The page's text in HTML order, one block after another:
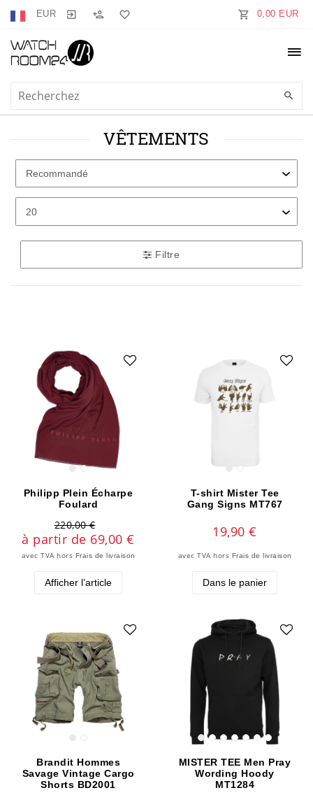
EUR 0,00 EUR
VÊTEMENTS
Filtre
Philipp Plein Écharpe
Foulard
220,00 €
à partir de 69,00 €
avec TVAhors Frais de livraison
Afficher l’article
T-shirt Mister Tee
Gang Signs MT767
19,90 €
avec TVAhors Frais de livraison
Dans le panier
Brandit Hommes
Savage Vintage Cargo
Shorts BD2001
MISTER TEE Men Pray
Wording Hoody
MT1284